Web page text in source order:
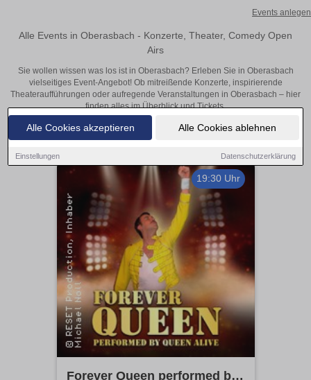
Alle Cookies akzeptieren Alle Cookies ablehnen
Einstellungen Datenschutzerklärung
Events anlegen
Alle Events in Oberasbach - Konzerte, Theater, Comedy Open
Airs
Sie wollen wissen was los ist in Oberasbach? Erleben Sie in Oberasbach
vielseitiges Event-Angebot! Ob mitreißende Konzerte, inspirierende
Theateraufführungen oder aufregende Veranstaltungen in Oberasbach – hier
finden alles im Überblick und Tickets.
19:30 Uhr
Forever Queen performed by